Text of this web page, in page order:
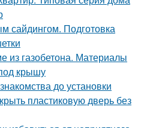
сайдингом. Подготовка
из газобетона. Материалы
крышу
до установки
пластиковую дверь без